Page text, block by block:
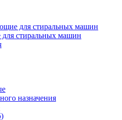
для стиральных машин
стиральных машин
назначения